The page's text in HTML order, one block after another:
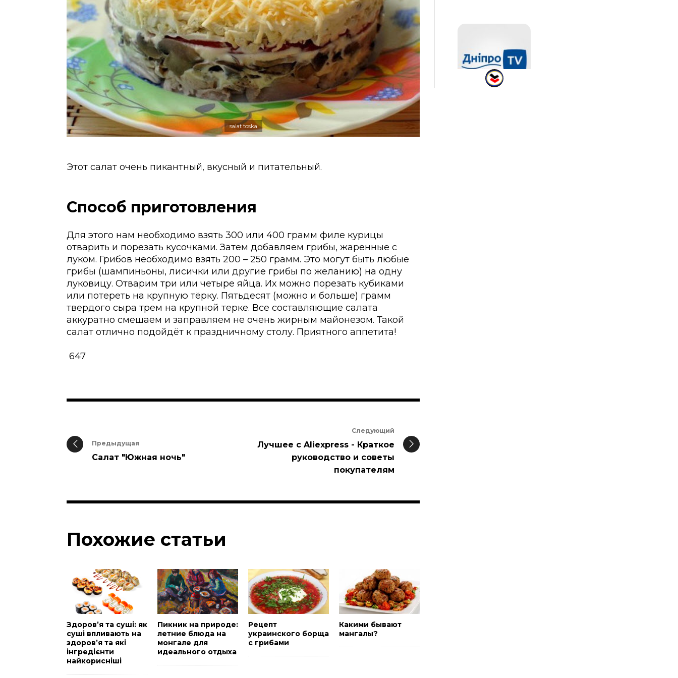
salat toska
Этот салат очень пикантный, вкусный и питательный.
Способ приготовления
Для этого нам необходимо взять 300 или 400 грамм филе курицы
отварить и порезать кусочками. Затем добавляем грибы, жаренные с
луком. Грибов необходимо взять 200 – 250 грамм. Это могут быть любые
грибы (шампиньоны, лисички или другие грибы по желанию) на одну
луковицу. Отварим три или четыре яйца. Их можно порезать кубиками
или потереть на крупную тёрку. Пятьдесят (можно и больше) грамм
твердого сыра трем на крупной терке. Все составляющие салата
аккуратно смешаем и заправляем не очень жирным майонезом. Такой
салат отлично подойдёт к праздничному столу. Приятного аппетита!
647
Предыдущая
Салат "Южная ночь"
Следующий
Лучшее с Aliexpress - Краткое
руководство и советы
покупателям
Похожие статьи
Здоров’я та суші: як
суші впливають на
здоров’я та які
інгредієнти
найкорисніші
Пикник на природе:
летние блюда на
монгале для
идеального отдыха
Рецепт
украинского борща
с грибами
Какими бывают
мангалы?